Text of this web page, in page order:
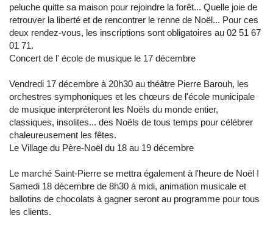
peluche quitte sa maison pour rejoindre la forêt... Quelle joie de
retrouver la liberté et de rencontrer le renne de Noël... Pour ces
deux rendez-vous, les inscriptions sont obligatoires au 02 51 67
01 71.
Concert de l' école de musique le 17 décembre
Vendredi 17 décembre à 20h30 au théâtre Pierre Barouh, les
orchestres symphoniques et les chœurs de l'école municipale
de musique interpréteront les Noëls du monde entier,
classiques, insolites... des Noëls de tous temps pour célébrer
chaleureusement les fêtes.
Le Village du Père-Noël du 18 au 19 décembre
Le marché Saint-Pierre se mettra également à l'heure de Noël !
Samedi 18 décembre de 8h30 à midi, animation musicale et
ballotins de chocolats à gagner seront au programme pour tous
les clients.